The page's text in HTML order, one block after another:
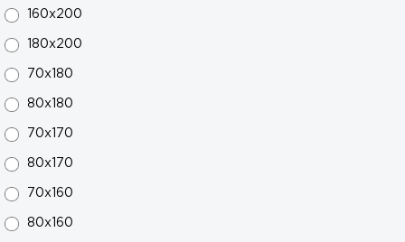
160x200
180x200
70х180
80х180
70х170
80х170
70х160
80х160